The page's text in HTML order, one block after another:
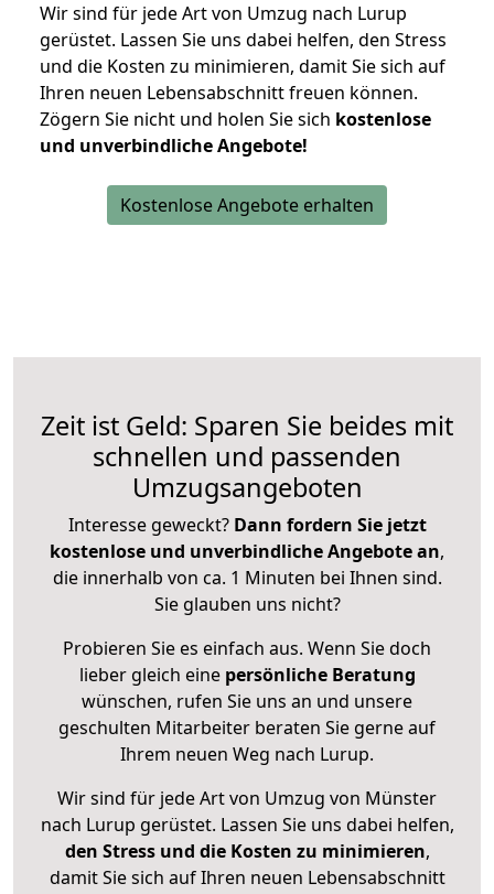
Wir sind für jede Art von Umzug nach Lurup
gerüstet. Lassen Sie uns dabei helfen, den Stress
und die Kosten zu minimieren, damit Sie sich auf
Ihren neuen Lebensabschnitt freuen können.
Zögern Sie nicht und holen Sie sich kostenlose
und unverbindliche Angebote!
Kostenlose Angebote erhalten
Zeit ist Geld: Sparen Sie beides mit
schnellen und passenden
Umzugsangeboten
Interesse geweckt? Dann fordern Sie jetzt
kostenlose und unverbindliche Angebote an,
die innerhalb von ca. 1 Minuten bei Ihnen sind.
Sie glauben uns nicht?
Probieren Sie es einfach aus. Wenn Sie doch
lieber gleich eine persönliche Beratung
wünschen, rufen Sie uns an und unsere
geschulten Mitarbeiter beraten Sie gerne auf
Ihrem neuen Weg nach Lurup.
Wir sind für jede Art von Umzug von Münster
nach Lurup gerüstet. Lassen Sie uns dabei helfen,
den Stress und die Kosten zu minimieren,
damit Sie sich auf Ihren neuen Lebensabschnitt